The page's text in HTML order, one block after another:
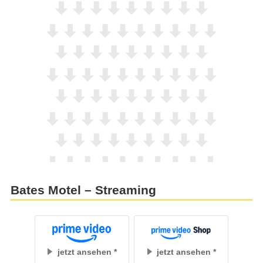
Bates Motel – Streaming
jetzt ansehen jetzt ansehen